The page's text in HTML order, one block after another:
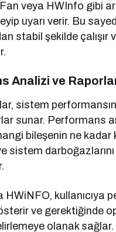
veya HWInfo gibi
uyarı verir. Bu
stabil şekilde çalışır
Analizi ve
sistem
sunar. Performans
bileşenin ne kadar
ve sistem
HWiNFO, kullanıcıya
ve gerektiğinde
olanak